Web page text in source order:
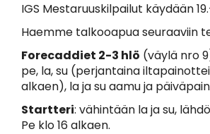
IGS Mestaruuskilpailut käydään
Haemme talkooapua seuraaviin
Forecaddiet 2-3 hlö (väylä nro
pe, la, su (perjantaina
alkaen), la ja su aamu ja
Startteri: vähintään la ja su,
Pe klo 16 alkaen.